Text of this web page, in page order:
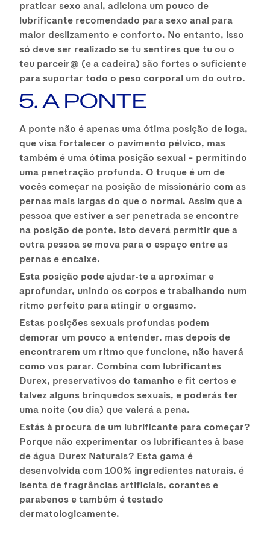
praticar sexo anal, adiciona um pouco de
lubrificante recomendado para sexo anal para
maior deslizamento e conforto. No entanto, isso
só deve ser realizado se tu sentires que tu ou o
teu parceir@ (e a cadeira) são fortes o suficiente
para suportar todo o peso corporal um do outro.
5. A PONTE
A ponte não é apenas uma ótima posição de ioga,
que visa fortalecer o pavimento pélvico, mas
também é uma ótima posição sexual – permitindo
uma penetração profunda. O truque é um de
vocês começar na posição de missionário com as
pernas mais largas do que o normal. Assim que a
pessoa que estiver a ser penetrada se encontre
na posição de ponte, isto deverá permitir que a
outra pessoa se mova para o espaço entre as
pernas e encaixe.
Esta posição pode ajudar-te a aproximar e
aprofundar, unindo os corpos e trabalhando num
ritmo perfeito para atingir o orgasmo.
Estas posições sexuais profundas podem
demorar um pouco a entender, mas depois de
encontrarem um ritmo que funcione, não haverá
como vos parar. Combina com lubrificantes
Durex, preservativos do tamanho e fit certos e
talvez alguns brinquedos sexuais, e poderás ter
uma noite (ou dia) que valerá a pena.
Estás à procura de um lubrificante para começar?
Porque não experimentar os lubrificantes à base
de água Durex Naturals? Esta gama é
desenvolvida com 100% ingredientes naturais, é
isenta de fragrâncias artificiais, corantes e
parabenos e também é testado
dermatologicamente.